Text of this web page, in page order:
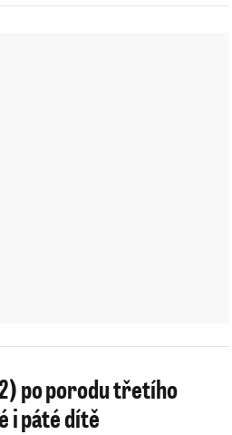
po porodu třetího
i páté dítě